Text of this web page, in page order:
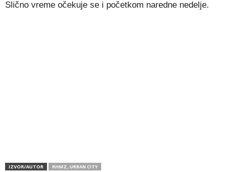
Slično vreme očekuje se i početkom naredne nedelje.
IZVOR/AUTOR
RHMZ, URBAN CITY